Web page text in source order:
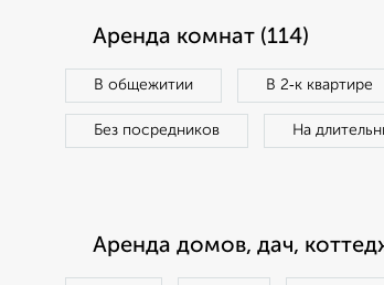
Аренда комнат (114)
В общежитии В 2‑к квартире
Без посредников На
Аренда домов, дач,